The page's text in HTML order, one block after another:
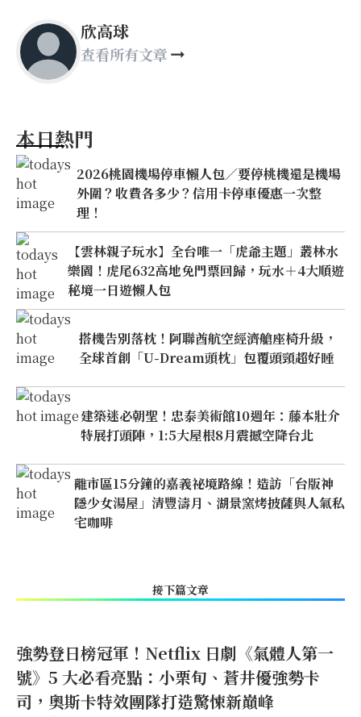
欣高球
查看所有文章
本日熱門
2026桃園機場停車懶人包／要停桃機還是機場
外圍？收費各多少？信用卡停車優惠一次整
理！
【雲林親子玩水】全台唯一「虎爺主題」叢林水
樂園！虎尾632高地免門票回歸，玩水＋4大順遊
秘境一日遊懶人包
搭機告別落枕！阿聯酋航空經濟艙座椅升級，
全球首創「U-Dream頭枕」包覆頭頸超好睡
建築迷必朝聖！忠泰美術館10週年：藤本壯介
特展打頭陣，1:5大屋根8月震撼空降台北
離市區15分鐘的嘉義祕境路線！造訪「台版神
隱少女湯屋」清豐濤月、湖景窯烤披薩與人氣私
宅咖啡
接下篇文章
強勢登日榜冠軍！Netflix 日劇《氣體人第一
號》5 大必看亮點：小栗旬、蒼井優強勢卡
司，奧斯卡特效團隊打造驚悚新巔峰